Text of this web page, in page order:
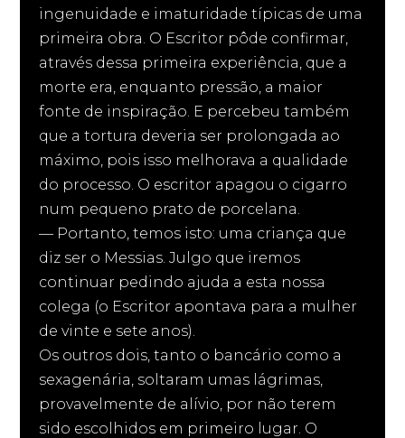
ingenuidade e imaturidade típicas de uma
primeira obra. O Escritor pôde confirmar,
através dessa primeira experiência, que a
morte era, enquanto pressão, a maior
fonte de inspiração. E percebeu também
que a tortura deveria ser prolongada ao
máximo, pois isso melhorava a qualidade
do processo. O escritor apagou o cigarro
num pequeno prato de porcelana.
— Portanto, temos isto: uma criança que
diz ser o Messias. Julgo que iremos
continuar pedindo ajuda a esta nossa
colega (o Escritor apontava para a mulher
de vinte e sete anos).
Os outros dois, tanto o bancário como a
sexagenária, soltaram umas lágrimas,
provavelmente de alívio, por não terem
sido escolhidos em primeiro lugar. O